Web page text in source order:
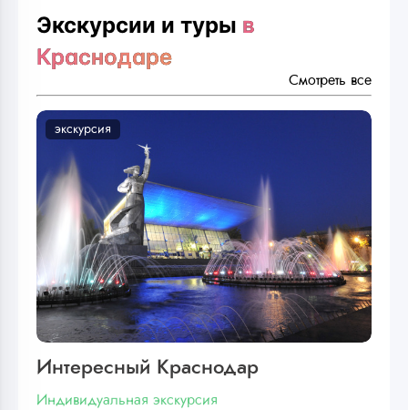
Экскурсии и туры в
Краснодаре
Смотреть все
экскурсия
Интересный Краснодар
Индивидуальная экскурсия